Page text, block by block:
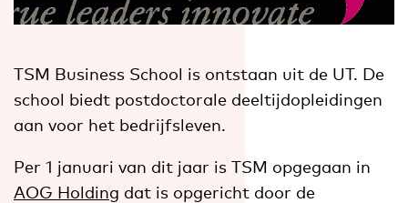
TSM Business School is ontstaan uit de UT. De
school biedt postdoctorale deeltijdopleidingen
aan voor het bedrijfsleven.
Per 1 januari van dit jaar is TSM opgegaan in
AOG Holding dat is opgericht door de